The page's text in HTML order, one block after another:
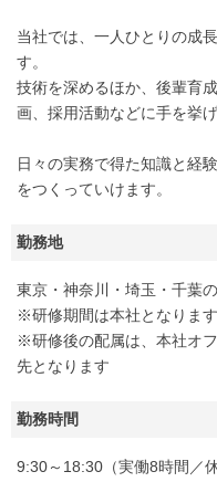
当社では、一人ひとりの成
す。
技術を深めるほか、後輩育
画、採用活動などに手を挙
日々の実務で得た知識と経
をつくっていけます。
勤務地
東京・神奈川・埼玉・千葉
※研修期間は本社となりま
※研修後の配属は、本社オ
先となります
勤務時間
9:30～18:30（実働8時間／